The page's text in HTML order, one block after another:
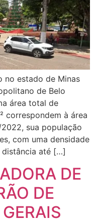
no estado de Minas
de Belo
área total de
correspondem à área
sua população
com uma densidade
distância até […]
DE
DE